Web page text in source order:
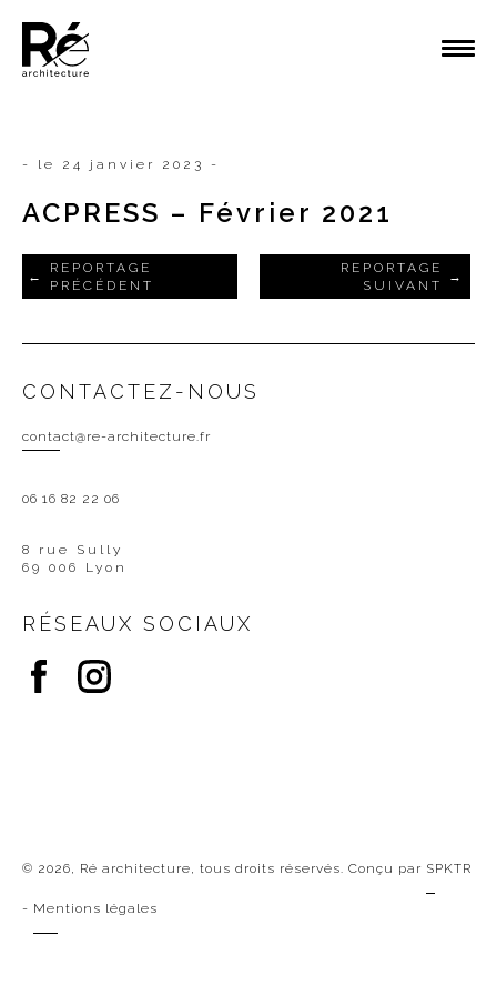
- le 24 janvier 2023 -
ACPRESS – Février 2021
REPORTAGE
PRÉCÉDENT
REPORTAGE
SUIVANT
CONTACTEZ-NOUS
contact@re-architecture.fr
06 16 82 22 06
8 rue Sully
69 006 Lyon
RÉSEAUX SOCIAUX
© 2026, Ré architecture, tous droits réservés. Conçu par SPKTR
- Mentions légales